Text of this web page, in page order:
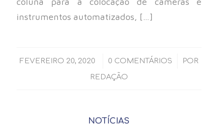
instrumentos automatizados, […]
FEVEREIRO 20, 2020
/ 0 COMENTÁRIOS
/ POR
REDAÇÃO
NOTÍCIAS